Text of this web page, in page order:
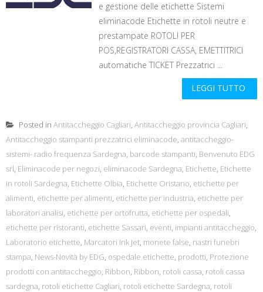
e gestione delle etichette Sistemi
eliminacode Etichette in rotoli neutre e
prestampate ROTOLI PER
POS,REGISTRATORI CASSA, EMETTITRICI
automatiche TICKET Prezzatrici ...
LEGGI TUTTO
Posted in Antitaccheggio Cagliari, Antitaccheggio provincia Cagliari,
Antitaccheggio stampanti prezzatrici eliminacode, antitaccheggio-
sistemi- radio frequenza Sardegna, barcode stampanti, Benvenuto EDG
srl, Eliminacode per negozi, eliminacode Sardegna, Etichette, Etichette
in rotoli Sardegna, Etichette Olbia, Etichette Oristano, etichette per
alimenti, etichette per alimenti, etichette per industria, etichette per
laboratori analisi, etichette per ortofrutta, etichette per ospedali,
etichette per ristoranti, etichette Sassari, eventi, impianti antitaccheggio,
Laboratorio etichette, Marcatori Ink Jet, monete false, nastri funebri
stampa, News-Novità by EDG, ospedale etichette, prodotti, Protezione
prodotti con antitaccheggio, Ribbon, Ribbon, rotoli cassa, rotoli cassa
sardegna, rotoli etichette Cagliari, rotoli etichette Sardegna, rotoli